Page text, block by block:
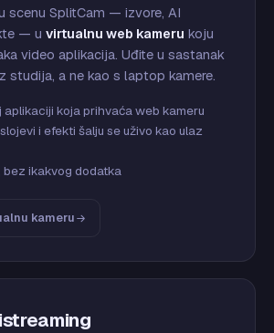
scenu SplitCam — izvore, AI
— u virtualnu web kameru koju
video aplikacija. Uđite u sastanak
studija, a ne kao s laptop kamere.
aplikaciji koja prihvaća web kameru
i efekti šalju se uživo kao ulaz
bez ikakvog dodatka
kameru